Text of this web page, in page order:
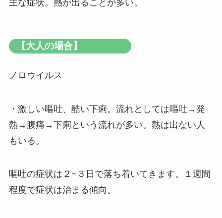
主な症状。熱が出ることが多い。
【大人の場合】
ノロウイルス
・激しい嘔吐、酷い下痢。流れとしては嘔吐→発
熱→腹痛→下痢という流れが多い。熱は出ない人
もいる。
嘔吐の症状は２~３日で落ち着いてきます。１週間
程度で症状は治まる傾向。